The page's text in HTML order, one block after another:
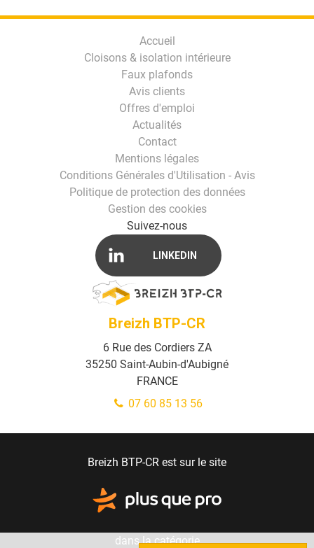
Accueil
Cloisons & isolation intérieure
Faux plafonds
Avis clients
Offres d'emploi
Actualités
Contact
Mentions légales
Conditions Générales d'Utilisation - Avis
Politique de protection des données
Gestion des cookies
Suivez-nous
LINKEDIN
Breizh BTP-CR
6 Rue des Cordiers ZA
35250 Saint-Aubin-d'Aubigné
FRANCE
07 60 85 13 56
Breizh BTP-CR est sur le site
dans la catégorie